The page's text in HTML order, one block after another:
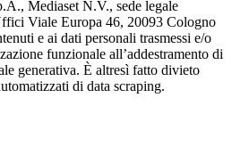
Mediaset N.V., sede legale
Viale Europa 46, 20093 Cologno
e ai dati personali trasmessi e/o
funzionale all’addestramento di
generativa. È altresì fatto divieto
di data scraping.